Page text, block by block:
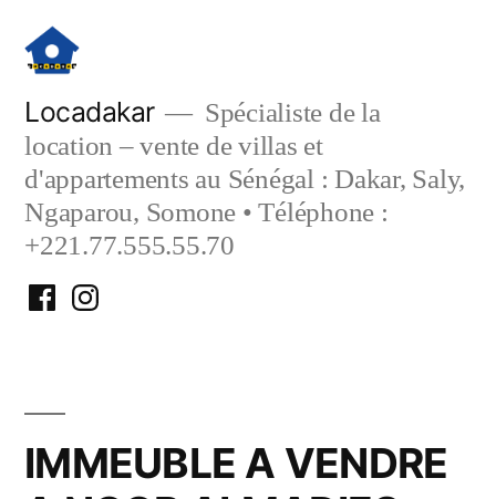
contenu
Locadakar
Spécialiste de la
location – vente de villas et
d'appartements au Sénégal : Dakar, Saly,
Ngaparou, Somone • Téléphone :
+221.77.555.55.70
FacebookInstagram
IMMEUBLE A VENDRE